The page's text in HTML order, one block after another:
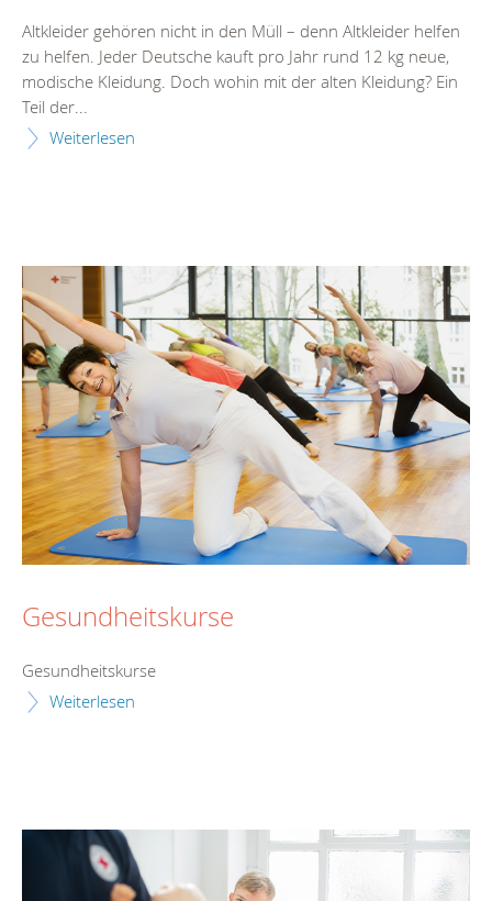
Altkleider gehören nicht in den Müll – denn Altkleider helfen
zu helfen. Jeder Deutsche kauft pro Jahr rund 12 kg neue,
modische Kleidung. Doch wohin mit der alten Kleidung? Ein
Teil der...
Weiterlesen
Gesundheitskurse
Gesundheitskurse
Weiterlesen